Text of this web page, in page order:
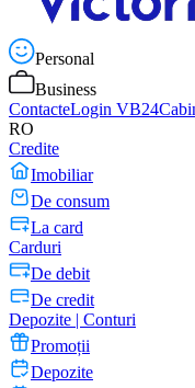
Personal
Business
ContacteLogin VB24
RO
Credite
Imobiliar
De consum
La card
Carduri
De debit
De credit
Depozite | Conturi
Promoții
Depozite